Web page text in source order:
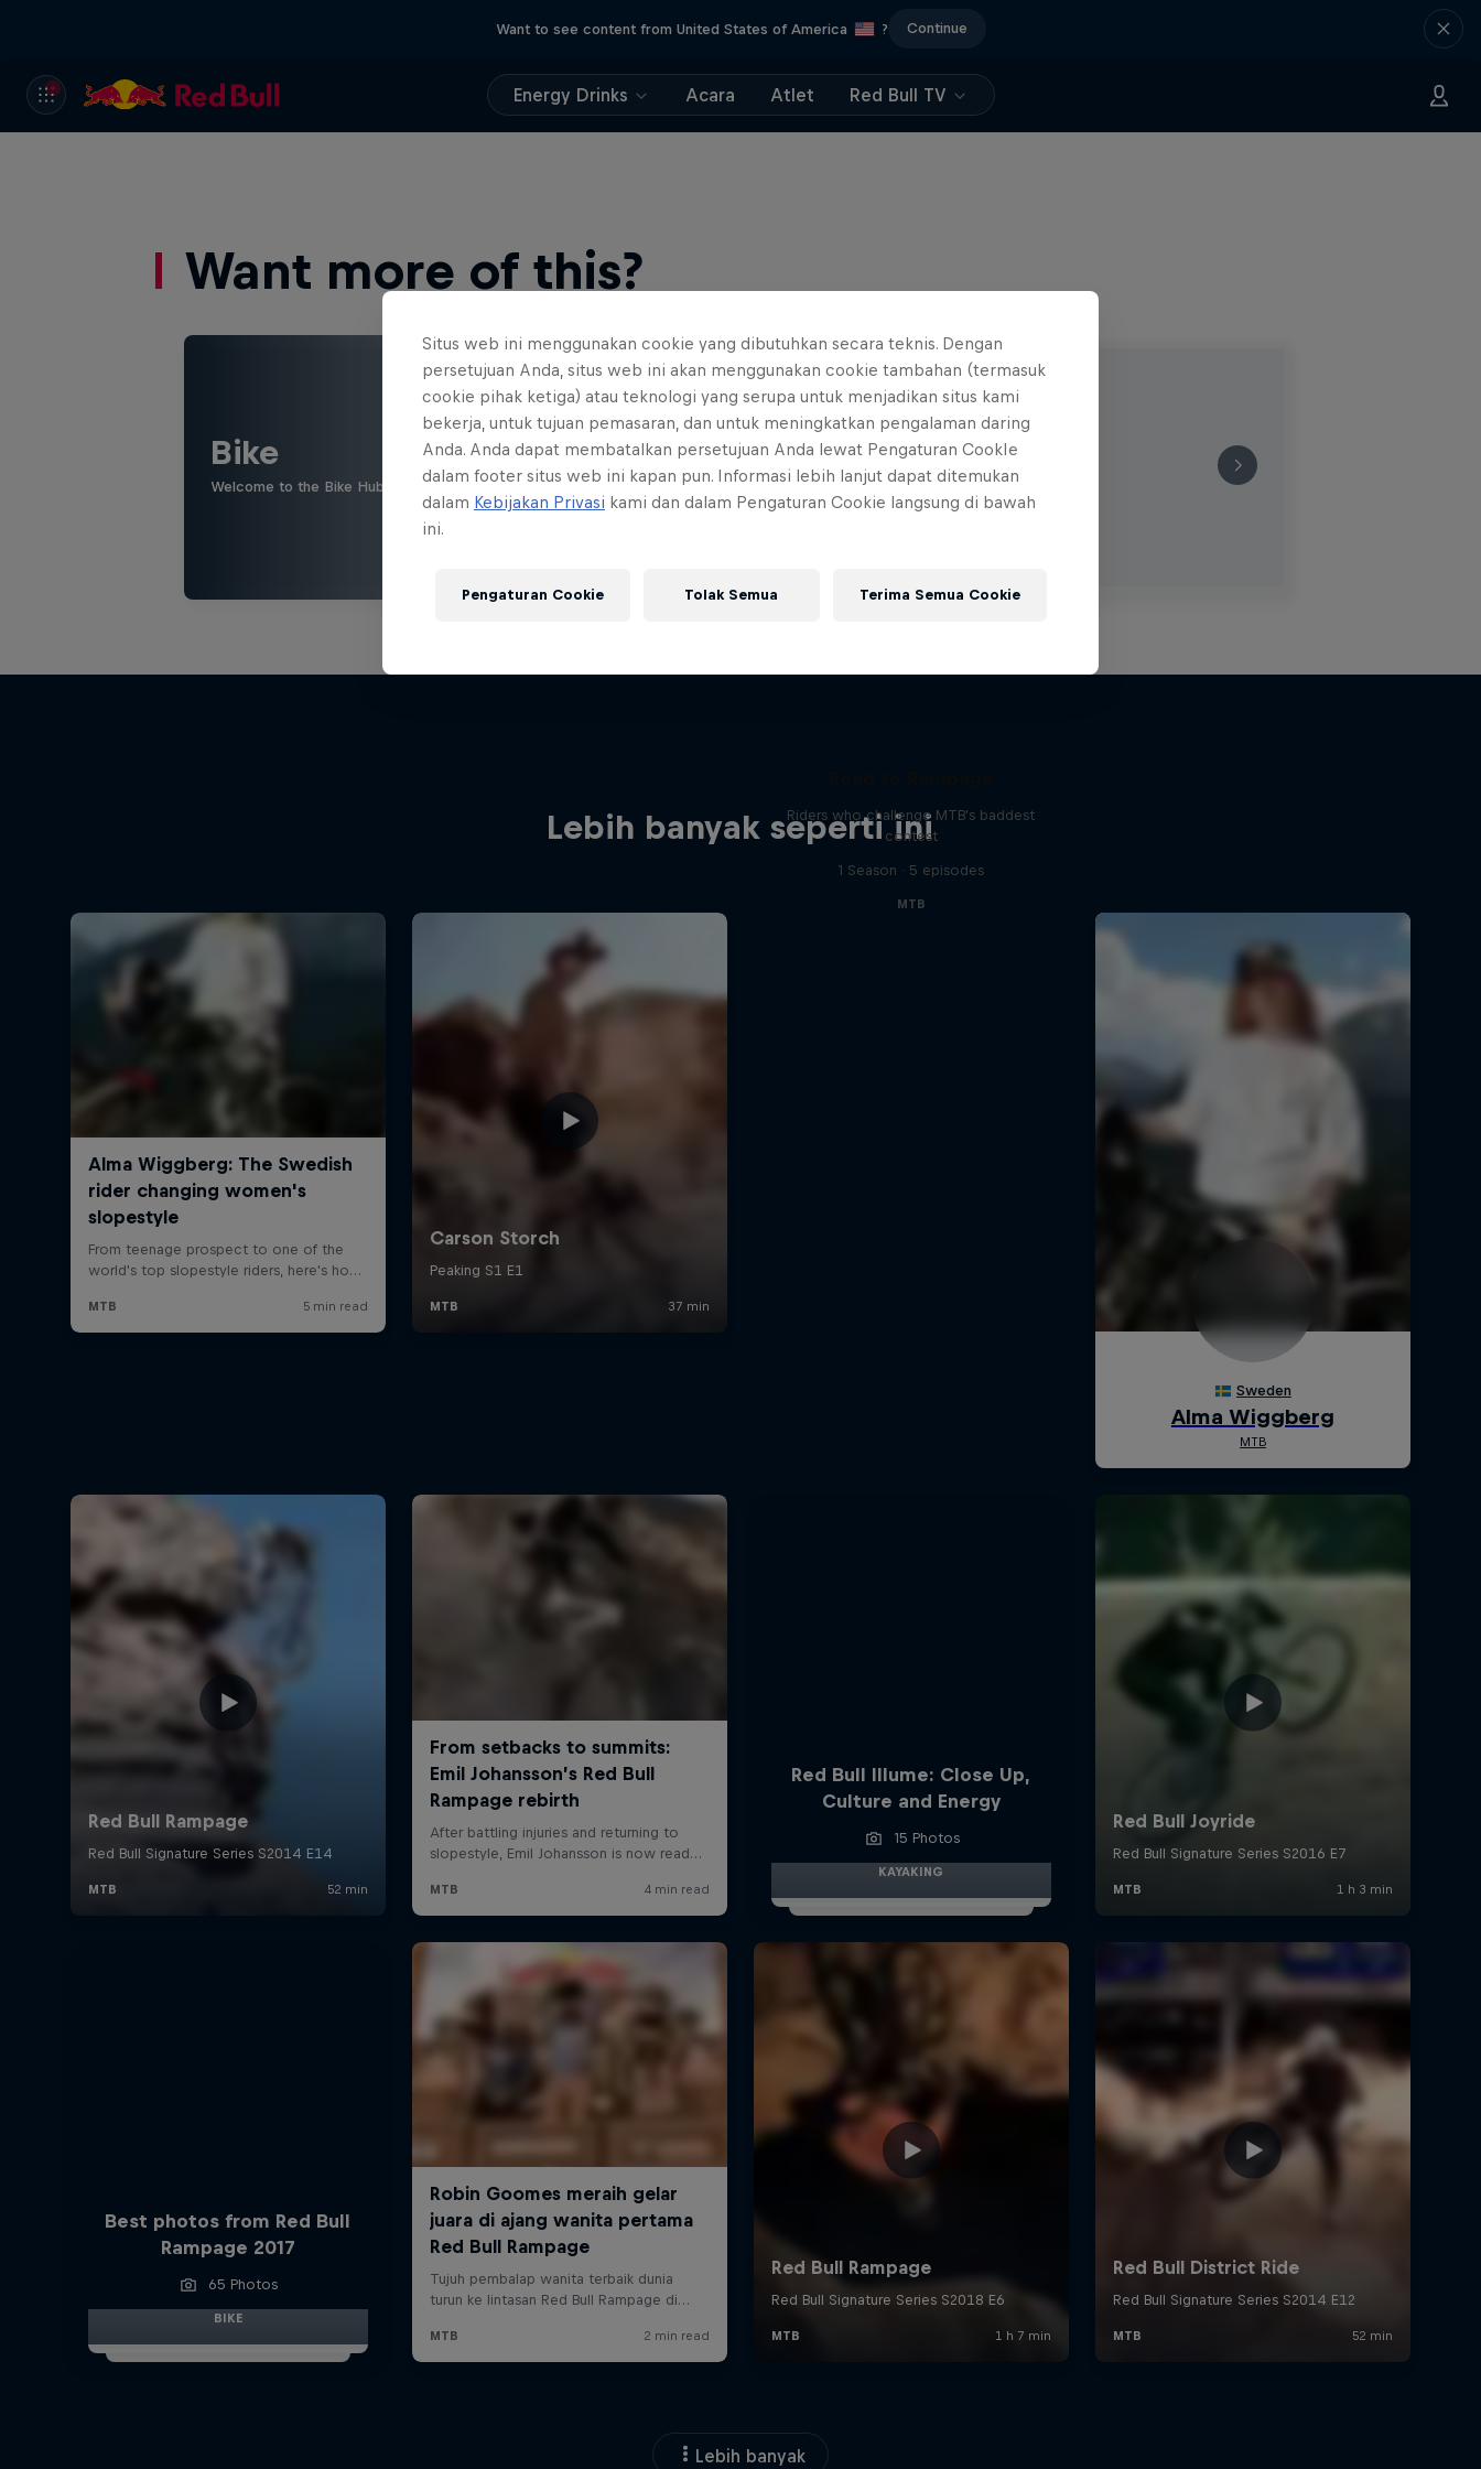
Want to see content from United States of America ? Continue
Energy Drinks Acara Atlet Red Bull TV
Want more of this?
Bike
Welcome to the Bike Hub, where you will find an action-packed collection of two-wheel films, shows …
Lebih banyak seperti ini
Riders who challenge MTB's baddest
contest
1 Season · 5 episodes
MTB
Red Bull Illume: Close Up,
Culture and Energy
15 Photos
KAYAKING
Best photos from Red Bull
Rampage 2017
65 Photos
BIKE
Lebih banyak
Situs web ini menggunakan cookie yang dibutuhkan secara teknis. Dengan
persetujuan Anda, situs web ini akan menggunakan cookie tambahan (termasuk
cookie pihak ketiga) atau teknologi yang serupa untuk menjadikan situs kami
bekerja, untuk tujuan pemasaran, dan untuk meningkatkan pengalaman daring
Anda. Anda dapat membatalkan persetujuan Anda lewat Pengaturan CookIe
dalam footer situs web ini kapan pun. Informasi lebih lanjut dapat ditemukan
dalam Kebijakan Privasi kami dan dalam Pengaturan Cookie langsung di bawah
ini.
Pengaturan Cookie Tolak Semua Terima Semua Cookie